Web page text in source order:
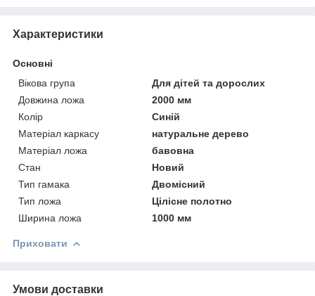
Характеристики
Основні
Вікова група
Для дітей та дорослих
Довжина ложа
2000 мм
Колір
Синій
Матеріал каркасу
натуральне дерево
Матеріал ложа
бавовна
Стан
Новий
Тип гамака
Двомісний
Тип ложа
Цілісне полотно
Ширина ложа
1000 мм
Приховати
Умови доставки